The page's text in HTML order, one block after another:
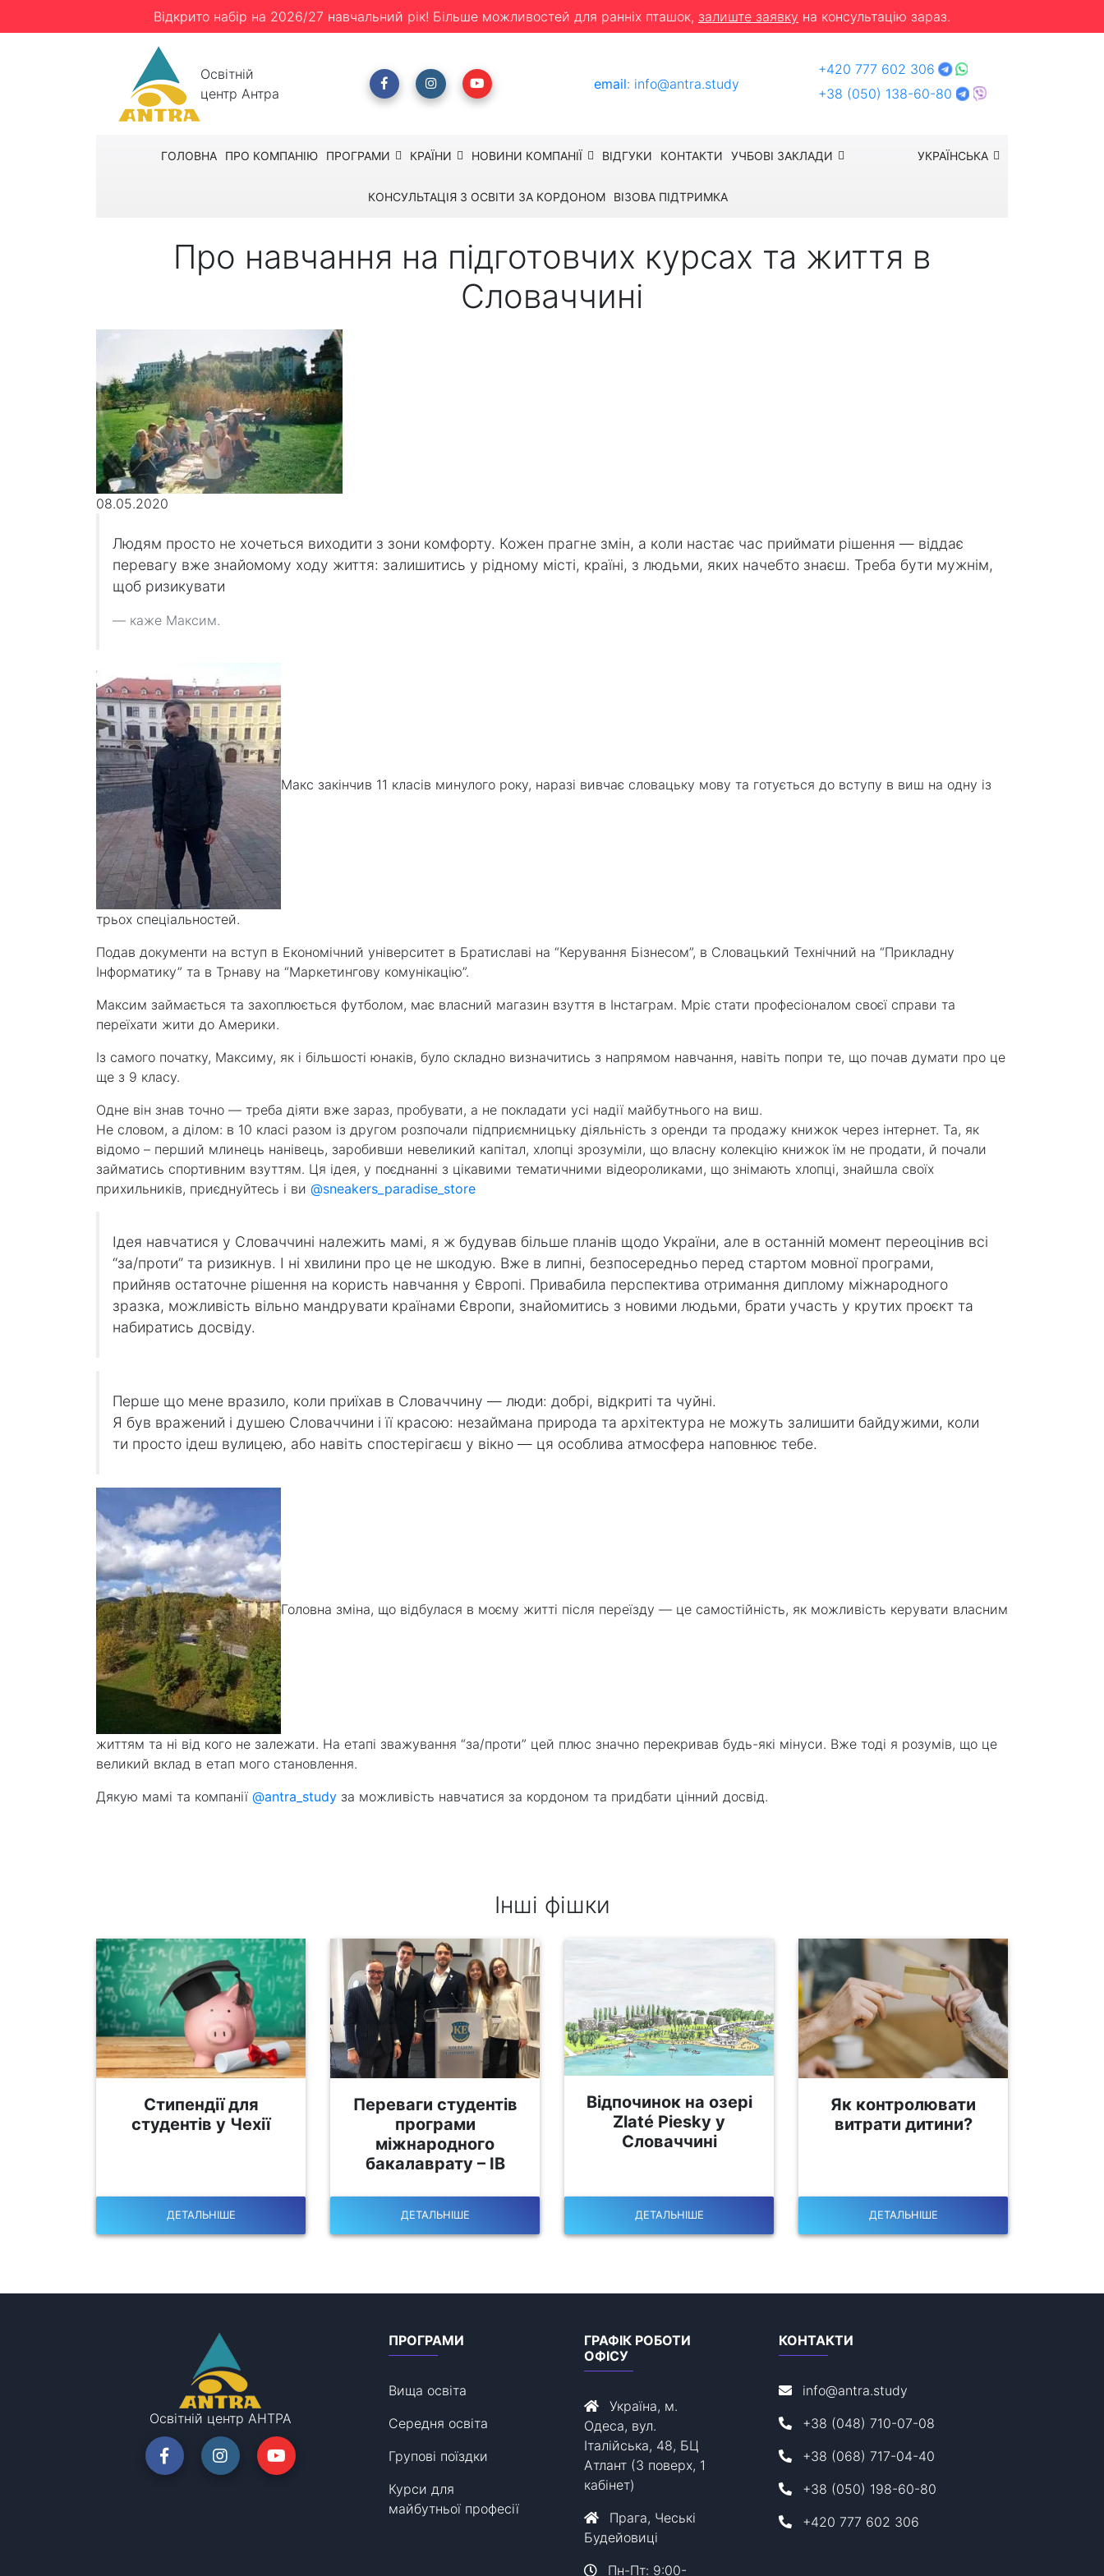
Відкрито набір на 2026/27 навчальний рік! Більше можливостей для ранніх пташок, залиште заявку на консультацію зараз.
Освітній
центр Антра
email: info@antra.study
+420 777 602 306
+38 (050) 138-60-80
ГОЛОВНА ПРО КОМПАНІЮ ПРОГРАМИ УКРАЇНСЬКА
КРАЇНИ НОВИНИ КОМПАНІЇ ВІДГУКИ КОНТАКТИ УЧБОВІ ЗАКЛАДИ
КОНСУЛЬТАЦІЯ З ОСВІТИ ЗА КОРДОНОМ ВІЗОВА ПІДТРИМКА
Про навчання на підготовчих курсах та життя в
Словаччині
08.05.2020
Людям просто не хочеться виходити з зони комфорту. Кожен прагне змін, а коли настає час приймати рішення — віддає
перевагу вже знайомому ходу життя: залишитись у рідному місті, країні, з людьми, яких начебто знаєш. Треба бути мужнім,
щоб ризикувати
каже Максим.
Макс закінчив 11 класів минулого року, наразі вивчає словацьку мову та готується до вступу в виш на одну із
трьох спеціальностей.
Подав документи на вступ в Економічний університет в Братиславі на “Керування Бізнесом”, в Словацький Технічний на “Прикладну
Інформатику” та в Трнаву на “Маркетингову комунікацію”.
Максим займається та захоплюється футболом, має власний магазин взуття в Інстаграм. Мріє стати професіоналом своєї справи та
переїхати жити до Америки.
Із самого початку, Максиму, як і більшості юнаків, було складно визначитись з напрямом навчання, навіть попри те, що почав думати про це
ще з 9 класу.
Одне він знав точно — треба діяти вже зараз, пробувати, а не покладати усі надії майбутнього на виш.
Не словом, а ділом: в 10 класі разом із другом розпочали підприємницьку діяльність з оренди та продажу книжок через інтернет. Та, як
відомо – перший млинець нанівець, заробивши невеликий капітал, хлопці зрозуміли, що власну колекцію книжок їм не продати, й почали
займатись спортивним взуттям. Ця ідея, у поєднанні з цікавими тематичними відеороликами, що знімають хлопці, знайшла своїх
прихильників, приєднуйтесь і ви @sneakers_paradise_store
Ідея навчатися у Словаччині належить мамі, я ж будував більше планів щодо України, але в останній момент переоцінив всі
“за/проти” та ризикнув. І ні хвилини про це не шкодую. Вже в липні, безпосередньо перед стартом мовної програми,
прийняв остаточне рішення на користь навчання у Європі. Привабила перспектива отримання диплому міжнародного
зразка, можливість вільно мандрувати країнами Європи, знайомитись з новими людьми, брати участь у крутих проєкт та
набиратись досвіду.
Перше що мене вразило, коли приїхав в Словаччину — люди: добрі, відкриті та чуйні.
Я був вражений і душею Словаччини і її красою: незаймана природа та архітектура не можуть залишити байдужими, коли
ти просто ідеш вулицею, або навіть спостерігаєш у вікно — ця особлива атмосфера наповнює тебе.
Головна зміна, що відбулася в моєму житті після переїзду — це самостійність, як можливість керувати власним
життям та ні від кого не залежати. На етапі зважування “за/проти” цей плюс значно перекривав будь-які мінуси. Вже тоді я розумів, що це
великий вклад в етап мого становлення.
Дякую мамі та компанії @antra_study за можливість навчатися за кордоном та придбати цінний досвід.
Інші фішки
Стипендії для
студентів у Чехії
ДЕТАЛЬНІШЕ
Переваги студентів
програми
міжнародного
бакалаврату – ІВ
ДЕТАЛЬНІШЕ
Відпочинок на озері
Zlaté Piesky у
Словаччині
ДЕТАЛЬНІШЕ
Як контролювати
витрати дитини?
ДЕТАЛЬНІШЕ
Освітній центр АНТРА
ПРОГРАМИ
Вища освіта
Середня освіта
Групові поїздки
Курси для
майбутньої професії
ГРАФІК РОБОТИ
ОФІСУ
Україна, м.
Одеса, вул.
Італійська, 48, БЦ
Атлант (3 поверх, 1
кабінет)
Прага, Чеські
Будейовиці
Пн-Пт: 9:00-
КОНТАКТИ
info@antra.study
+38 (048) 710-07-08
+38 (068) 717-04-40
+38 (050) 198-60-80
+420 777 602 306